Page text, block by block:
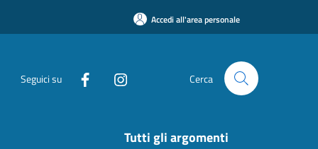
Accedi all'area personale
Seguici su Cerca
Tutti gli argomenti